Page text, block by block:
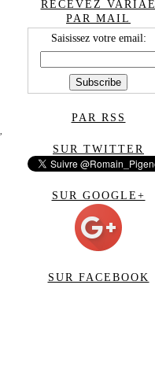
RECEVEZ VARIAE
PAR MAIL
Saisissez votre email:
PAR RSS
SUR TWITTER
SUR GOOGLE+
SUR FACEBOOK